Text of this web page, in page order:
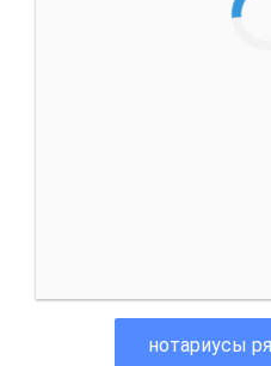
нотариусы